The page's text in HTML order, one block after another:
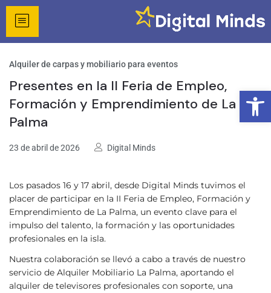
Alquiler de carpas y mobiliario para eventos
Presentes en la II Feria de Empleo,
Formación y Emprendimiento de La
Palma
23 de abril de 2026 Digital Minds
Los pasados 16 y 17 abril, desde Digital Minds tuvimos el
placer de participar en la II Feria de Empleo, Formación y
Emprendimiento de La Palma, un evento clave para el
impulso del talento, la formación y las oportunidades
profesionales en la isla.
Nuestra colaboración se llevó a cabo a través de nuestro
servicio de Alquiler Mobiliario La Palma, aportando el
alquiler de televisores profesionales con soporte, una